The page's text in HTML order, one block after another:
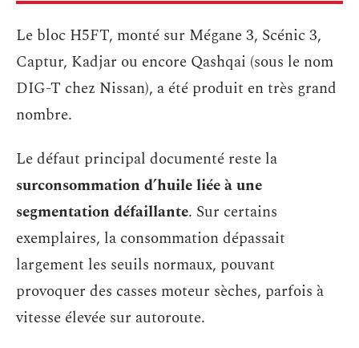
Le bloc H5FT, monté sur Mégane 3, Scénic 3,
Captur, Kadjar ou encore Qashqai (sous le nom
DIG-T chez Nissan), a été produit en très grand
nombre.
Le défaut principal documenté reste la
surconsommation d’huile liée à une
segmentation défaillante. Sur certains
exemplaires, la consommation dépassait
largement les seuils normaux, pouvant
provoquer des casses moteur sèches, parfois à
vitesse élevée sur autoroute.